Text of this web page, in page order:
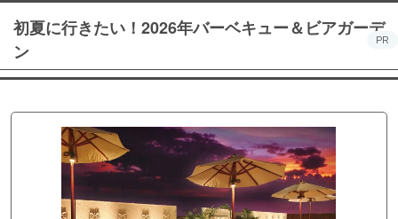
初夏に行きたい！2026年バーベキュー＆ビアガーデ
ン
PR